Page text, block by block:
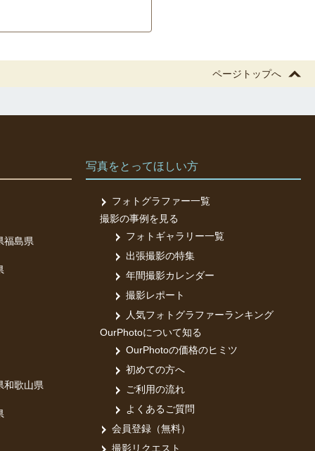
ページトップへ
福島県
和歌山県
写真をとってほしい方
フォトグラファー一覧
撮影の事例を見る
フォトギャラリー一覧
出張撮影の特集
年間撮影カレンダー
撮影レポート
人気フォトグラファーランキング
OurPhotoについて知る
OurPhotoの価格のヒミツ
初めての方へ
ご利用の流れ
よくあるご質問
会員登録（無料）
撮影リクエスト